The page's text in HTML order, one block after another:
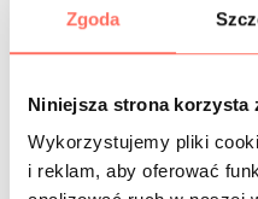
Zgoda
Niniejsza strona korzysta
Wykorzystujemy pliki
i reklam, aby oferować
znakomitą
ubranie zawsze wygląda
Powierzchnia flaneli jest
dotyku, co czyni ją
krawieckich opartych